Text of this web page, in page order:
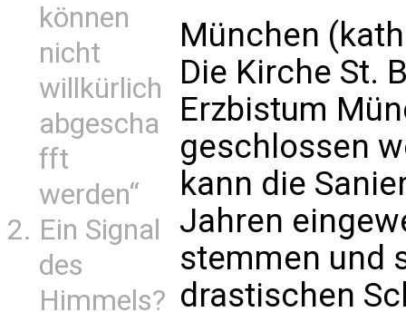
können
nicht
willkürlich
abgescha
fft
werden“
Ein Signal
des
Himmels?
München
Die Kirche St.
Erzbistum
geschlossen
kann die
Jahren
stemmen und
drastischen